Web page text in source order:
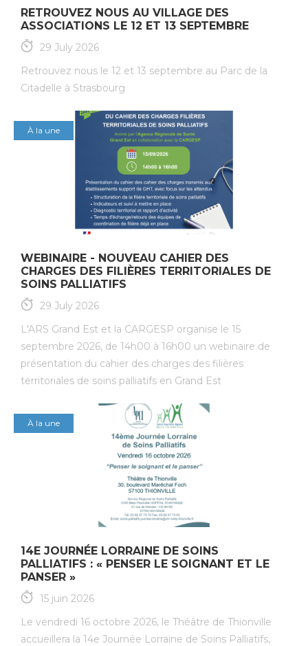
RETROUVEZ NOUS AU VILLAGE DES
ASSOCIATIONS LE 12 ET 13 SEPTEMBRE
29 July 2026
Retrouvez nous le 12 et 13 septembre au Parc de la
Citadelle à Strasbourg
À la une
WEBINAIRE - NOUVEAU CAHIER DES
CHARGES DES FILIÈRES TERRITORIALES DE
SOINS PALLIATIFS
29 July 2026
L'ARS Grand Est et la CARGESP organise le 15
septembre 2026, de 14h00 à 16h00 un webinaire de
présentation du cahier des charges des filières
territoriales de soins palliatifs en Grand Est
À la une
14E JOURNÉE LORRAINE DE SOINS
PALLIATIFS : « PENSER LE SOIGNANT ET LE
PANSER »
15 juin 2026
Le vendredi 16 octobre 2026, le Théâtre de Thionville
accueillera la 14e Journée Lorraine de Soins Palliatifs,